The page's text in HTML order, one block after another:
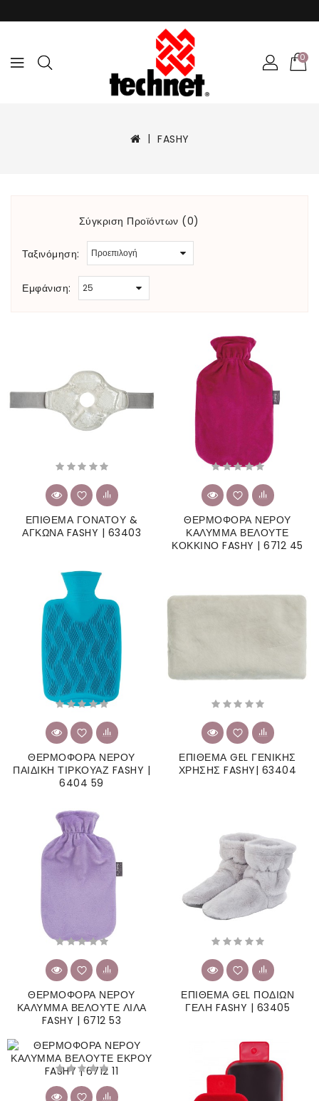
0
FASHY
Σύγκριση Προϊόντων (0)
Ταξινόμηση:
Εμφάνιση:
ΕΠΙΘΕΜΑ ΓΟΝΑΤΟΥ &
ΑΓΚΩΝΑ FASHY | 63403
ΘΕΡΜΟΦΟΡΑ ΝΕΡΟΥ
ΚΑΛΥΜΜΑ ΒΕΛΟΥΤΕ
ΚΟΚΚΙΝΟ FASHY | 6712 45
ΘΕΡΜΟΦΟΡΑ ΝΕΡΟΥ
ΠΑΙΔΙΚΗ ΤΙΡΚΟΥΑΖ FASHY |
6404 59
ΕΠΙΘΕΜΑ GEL ΓΕΝΙΚΗΣ
ΧΡΗΣΗΣ FASHY| 63404
ΘΕΡΜΟΦΟΡΑ ΝΕΡΟΥ
ΚΑΛΥΜΜΑ ΒΕΛΟΥΤΕ ΛΙΛΑ
FASHY | 6712 53
ΕΠΙΘΕΜΑ GEL ΠΟΔΙΩΝ
ΓΕΛΗ FASHY | 63405